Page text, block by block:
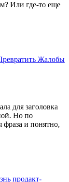
Или где-то еще
Жалобы
для заголовка
Но по
фраза и понятно,
продакт-